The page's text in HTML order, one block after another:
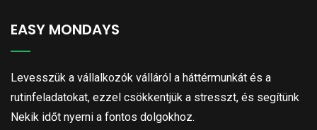
EASY MONDAYS
Levesszük a vállalkozók válláról a háttérmunkát és a
rutinfeladatokat, ezzel csökkentjük a stresszt, és segítünk
Nekik időt nyerni a fontos dolgokhoz.